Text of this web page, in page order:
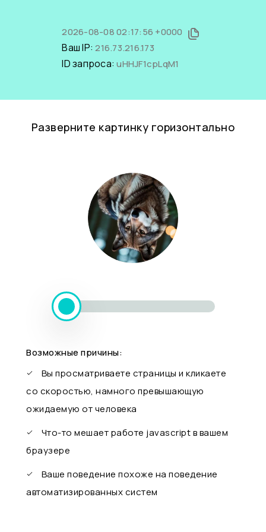
2026-08-08 02:17:56 +0000
Ваш IP:216.73.216.173
ID запроса:uHHJF1cpLqM1
Разверните картинку горизонтально
Возможные причины:
Вы просматриваете страницы и кликаете
со скоростью, намного превышающую
ожидаемую от человека
Что-то мешает работе javascript в вашем
браузере
Ваше поведение похоже на поведение
автоматизированных систем